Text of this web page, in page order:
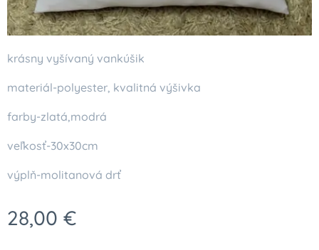
krásny vyšívaný vankúšik
materiál-polyester, kvalitná výšivka
farby-zlatá,modrá
veľkosť-30x30cm
výplň-molitanová drť
28,00 €